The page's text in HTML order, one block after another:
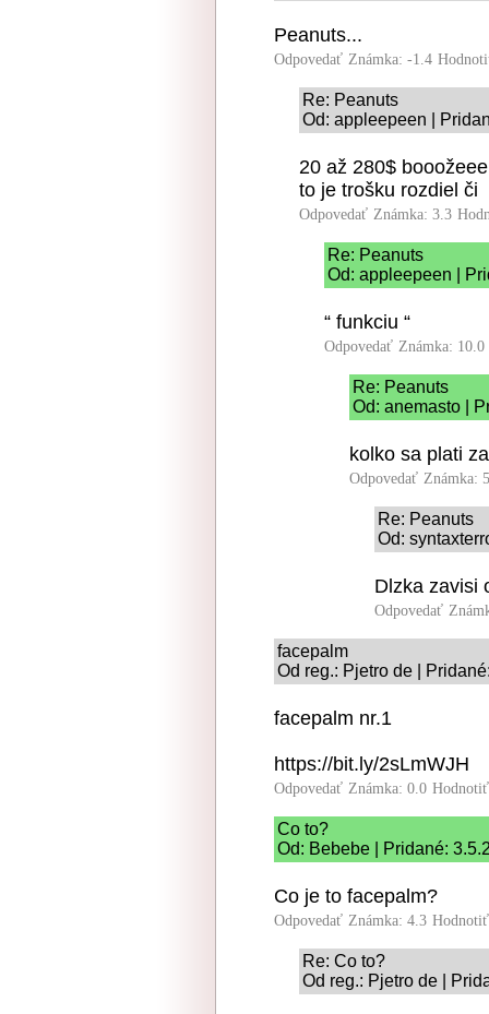
Peanuts...
Odpovedať Známka: -1.4
Re: Peanuts
Od: appleepeen |
20 až 280$
to je trošku rozdiel či
Odpovedať Známka: 3.3
Re: Peanuts
Od: appleepeen |
“ funkciu “
Odpovedať Známka: 10.0
Re: Peanuts
Od: anemasto |
kolko sa plati
Odpovedať Známka:
Re: Peanuts
Od:
Dlzka zavisi
Odpovedať
facepalm
Od reg.: Pjetro de |
facepalm nr.1
https://bit.ly/2sLmWJH
Odpovedať Známka: 0.0
Co to?
Od: Bebebe | Pridané:
Co je to facepalm?
Odpovedať Známka: 4.3
Re: Co to?
Od reg.: Pjetro de |